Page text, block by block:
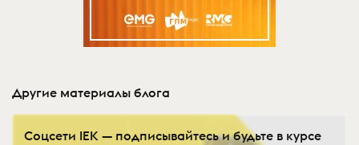
Другие материалы блога
Соцсети IEK — подписывайтесь и будьте в курсе